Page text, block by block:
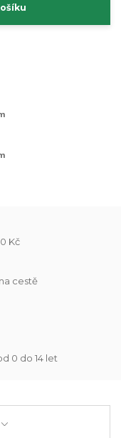
Kč
cestě
0 do 14 let